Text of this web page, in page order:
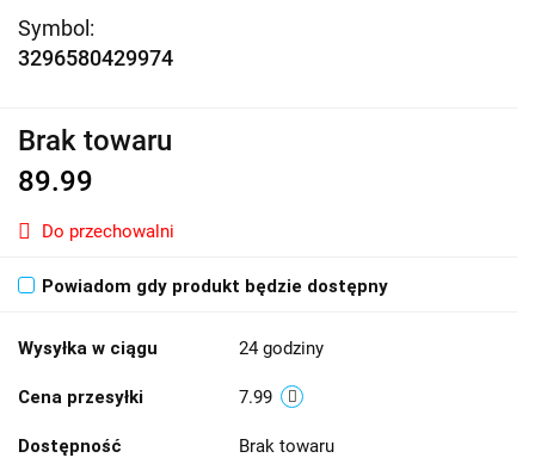
Symbol:
3296580429974
Brak towaru
89.99
Do przechowalni
Powiadom gdy produkt będzie dostępny
Wysyłka w ciągu 24 godziny
Cena przesyłki 7.99
Dostępność Brak towaru